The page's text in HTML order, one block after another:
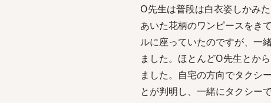
O先生は普段は白衣姿しかみ
あいた花柄のワンピースをき
ルに座っていたのですが、一
ました。ほとんどO先生とか
ました。自宅の方向でタクシ
とが判明し、一緒にタクシー